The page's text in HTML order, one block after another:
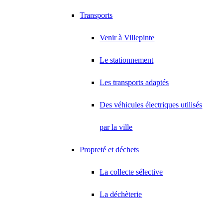
Transports
Venir à Villepinte
Le stationnement
Les transports adaptés
Des véhicules électriques utilisés
par la ville
Propreté et déchets
La collecte sélective
La déchèterie